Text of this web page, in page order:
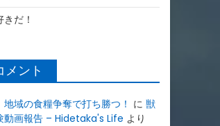
だ！
メント
域の食糧争奪で打ち勝つ！ に獣
動画報告 – Hidetaka's Life より